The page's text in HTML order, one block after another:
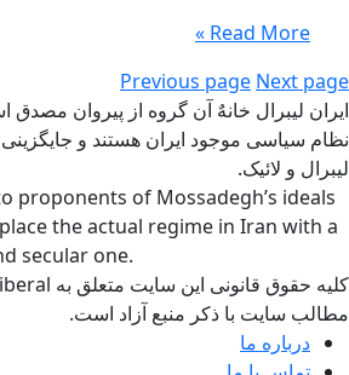
Read More »
Previous page Next page
ایران لیبرال خانهٌ آن گروه از پیروان مصدق
نظام سیاسی موجود ایران هستند و
لیبرال و لائیک.
proponents of Mossadegh’s ideals
the actual regime in Iran with a
secular one.
مطالب سایت با ذکر منبع آزاد است.
درباره ما